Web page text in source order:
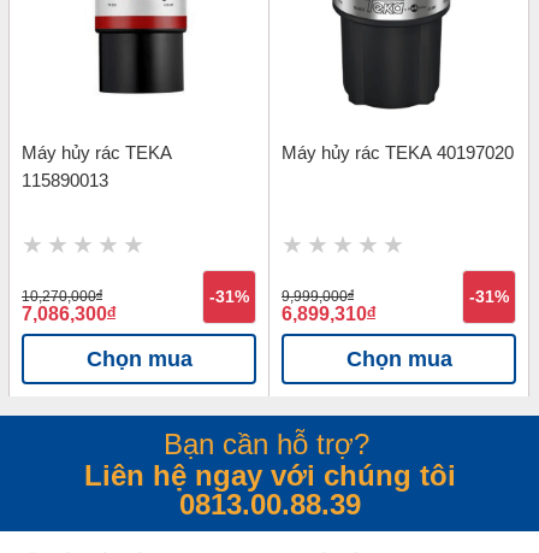
Máy hủy rác TEKA
115890013
10,270,000đ
7,086,300đ
-31%
Chọn mua
Máy hủy rác TEKA 40197020
9,999,000đ
6,899,310đ
-31%
Chọn mua
Bạn cần hỗ trợ?
Liên hệ ngay với chúng tôi
0813.00.88.39